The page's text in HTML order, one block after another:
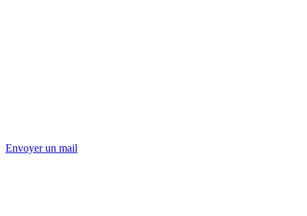
Envoyer un mail